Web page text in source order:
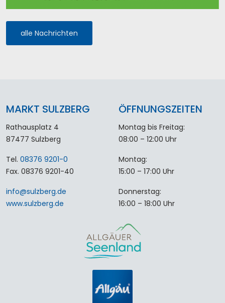
alle Nachrichten
MARKT SULZBERG
Rathausplatz 4
87477 Sulzberg
Tel. 08376 9201-0
Fax. 08376 9201-40
info@sulzberg.de
www.sulzberg.de
ÖFFNUNGSZEITEN
Montag bis Freitag:
08:00 – 12:00 Uhr
Montag:
15:00 – 17:00 Uhr
Donnerstag:
16:00 – 18:00 Uhr